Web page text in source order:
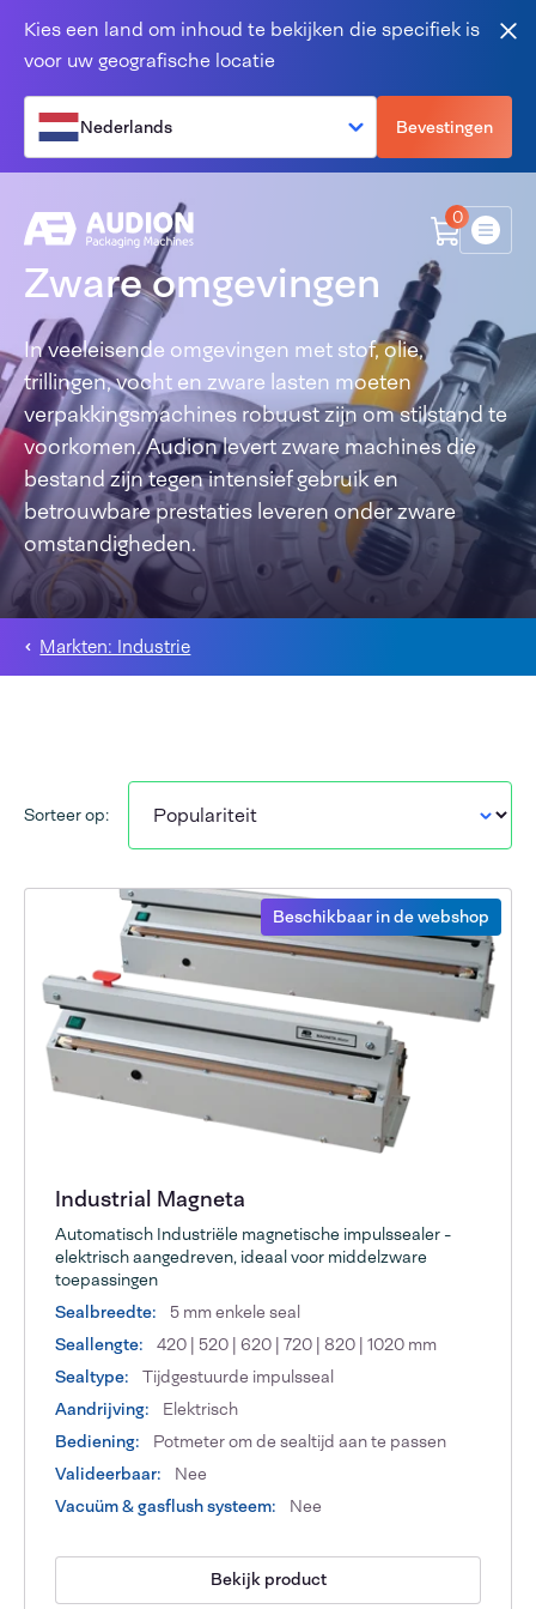
Kies een land om inhoud te bekijken die specifiek is
voor uw geografische locatie
Nederlands Bevestingen
0
Menu
Zware omgevingen
In veeleisende omgevingen met stof, olie,
trillingen, vocht en zware lasten moeten
verpakkingsmachines robuust zijn om stilstand te
voorkomen. Audion levert zware machines die
bestand zijn tegen intensief gebruik en
betrouwbare prestaties leveren onder zware
omstandigheden.
Markten: Industrie
Sorteer op:
Beschikbaar in de webshop
Industrial Magneta
Automatisch Industriële magnetische impulssealer -
elektrisch aangedreven, ideaal voor middelzware
toepassingen
Sealbreedte:
5 mm enkele seal
Seallengte:
420 | 520 | 620 | 720 | 820 | 1020 mm
Sealtype:
Tijdgestuurde impulsseal
Aandrijving:
Elektrisch
Bediening:
Potmeter om de sealtijd aan te passen
Valideerbaar:
Nee
Vacuüm & gasflush systeem:
Nee
Bekijk product